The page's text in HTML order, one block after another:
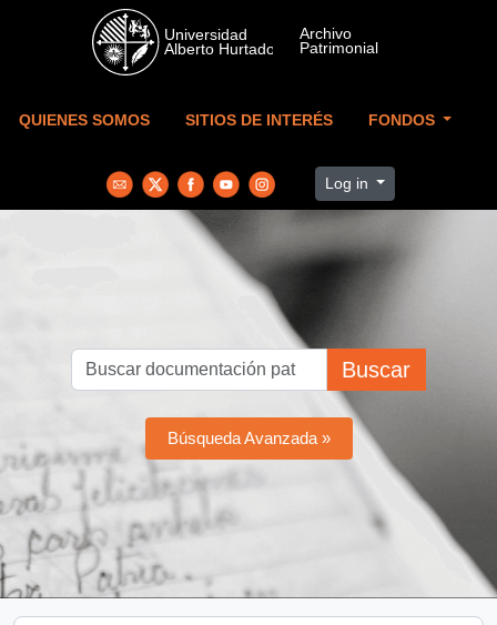
Skip to main content
QUIENES SOMOS SITIOS DE INTERÉS FONDOS
Log in
Buscar
Búsqueda Avanzada »